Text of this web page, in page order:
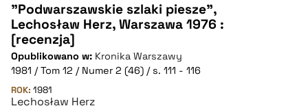
pobierz cytat
CZYSTY TEKST
pobierz cytat
"Podwarszawskie szlaki piesze",
Lechosław Herz, Warszawa 1976 :
[recenzja]
Opublikowano w: Kronika Warszawy
1981 / Tom 12 / Numer 2 (46) / s. 111 - 116
ROK: 1981
Lechosław Herz